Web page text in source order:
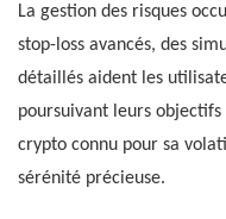
La gestion des risques
stop-loss avancés, des
détaillés aident les
poursuivant leurs objectifs
crypto connu pour sa
sérénité précieuse.